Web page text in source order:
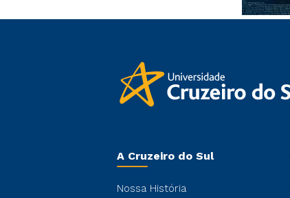
A Cruzeiro do Sul
Nossa História